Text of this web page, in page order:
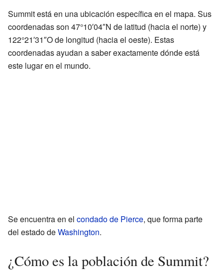
Summit está en una ubicación específica en el mapa. Sus
coordenadas son 47°10′04″N de latitud (hacia el norte) y
122°21′31″O de longitud (hacia el oeste). Estas
coordenadas ayudan a saber exactamente dónde está
este lugar en el mundo.
Se encuentra en el condado de Pierce, que forma parte
del estado deWashington.
¿Cómo es la población de Summit?